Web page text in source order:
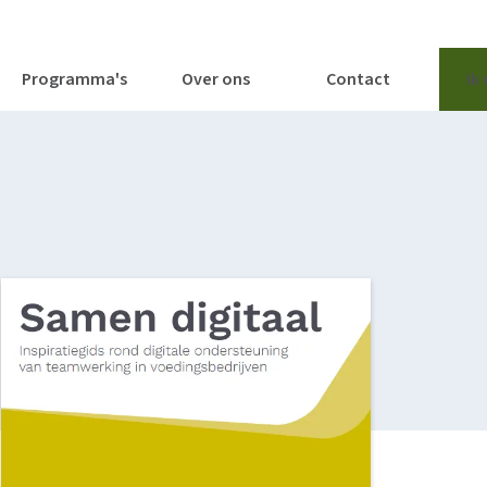
Programma's Over ons Contact Ik